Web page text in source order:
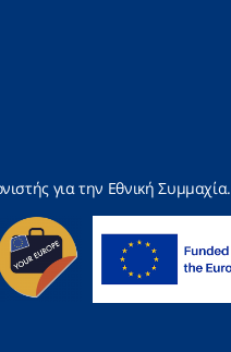
για την Εθνική Συμμαχία.